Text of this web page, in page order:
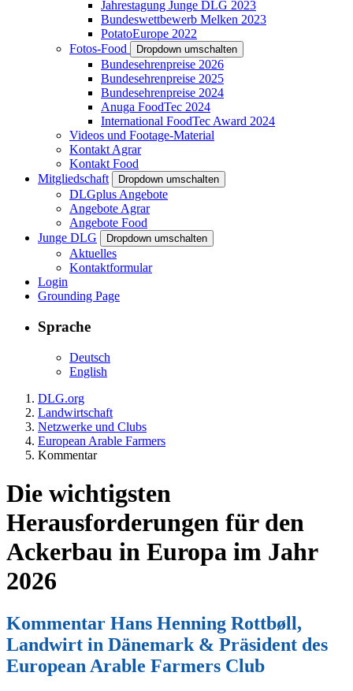
Jahrestagung Junge DLG 2023
Bundeswettbewerb Melken 2023
PotatoEurope 2022
Fotos-Food
Dropdown umschalten
Bundesehrenpreise 2026
Bundesehrenpreise 2025
Bundesehrenpreise 2024
Anuga FoodTec 2024
International FoodTec Award 2024
Videos und Footage-Material
Kontakt Agrar
Kontakt Food
Mitgliedschaft
Dropdown umschalten
DLGplus Angebote
Angebote Agrar
Angebote Food
Junge DLG
Dropdown umschalten
Aktuelles
Kontaktformular
Login
Grounding Page
Sprache
Deutsch
English
DLG.org
Landwirtschaft
Netzwerke und Clubs
European Arable Farmers
Kommentar
Die wichtigsten
Herausforderungen für den
Ackerbau in Europa im Jahr
2026
Kommentar Hans Henning Rottbøll,
Landwirt in Dänemark & Präsident des
European Arable Farmers Club